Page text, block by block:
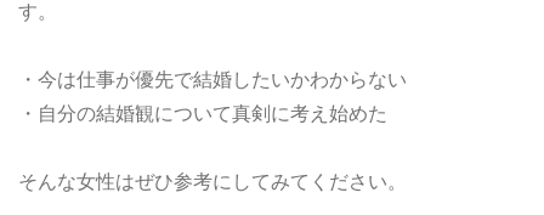
す。
・今は仕事が優先で結婚したいかわからない
・自分の結婚観について真剣に考え始めた
そんな女性はぜひ参考にしてみてください。